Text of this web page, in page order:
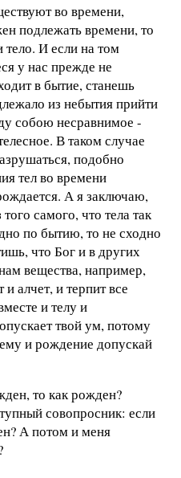
во времени,
подлежать времени, то
И если на том
у нас прежде не
в бытие, станешь
из небытия прийти
собою несравнимое -
В таком случае
подобно
тел во времени
А я заключаю,
самого, что тела так
по бытию, то не сходно
что Бог и в других
вещества, например,
алчет, и терпит все
и телу и
твой ум, потому
и рождение допускай
то как рожден?
совопросник: если
А потом и меня